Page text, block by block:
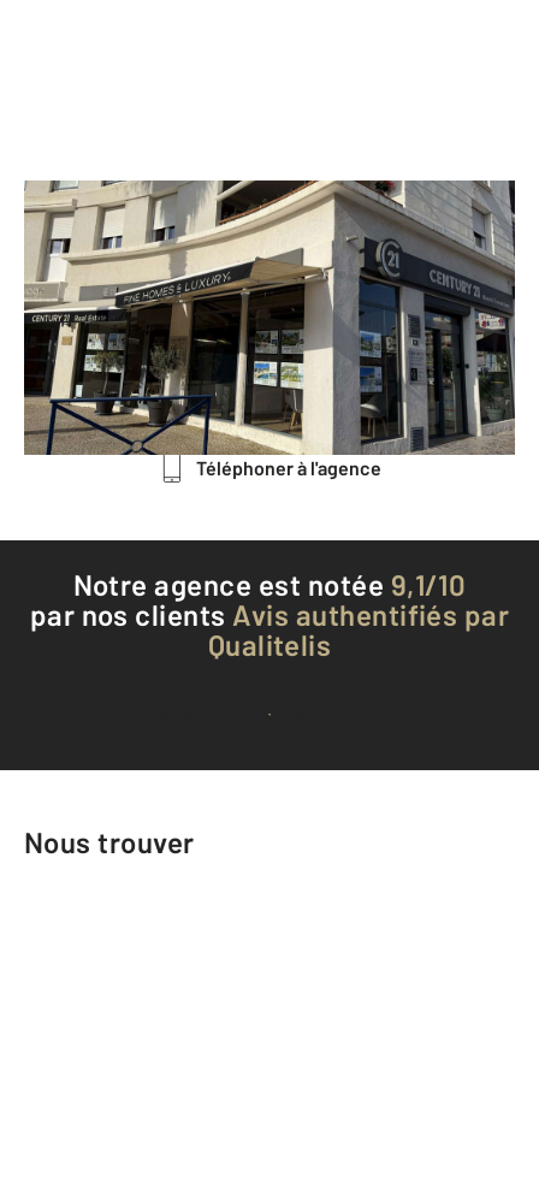
CENTURY 21 Bianchi Transactions
124 Rue du Port - Immeuble Beau
Rivage
CAVALAIRE SUR MER - 83240
Envoyer un message
Téléphoner à l'agence
Notre agence est notée 9,1/10
par nos clients Avis authentifiés par
Qualitelis
Voir tous les avis clients
Nous trouver